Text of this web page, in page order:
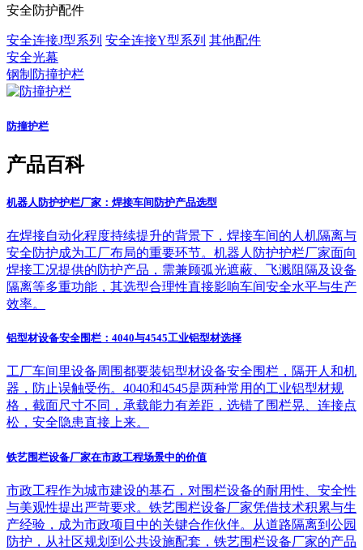
安全防护配件
安全连接J型系列 安全连接Y型系列 其他配件
安全光幕
钢制防撞护栏
防撞护栏
产品百科
机器人防护护栏厂家：焊接车间防护产品选型
在焊接自动化程度持续提升的背景下，焊接车间的人机隔离与
安全防护成为工厂布局的重要环节。机器人防护护栏厂家面向
焊接工况提供的防护产品，需兼顾弧光遮蔽、飞溅阻隔及设备
隔离等多重功能，其选型合理性直接影响车间安全水平与生产
效率。
铝型材设备安全围栏：4040与4545工业铝型材选择
工厂车间里设备周围都要装铝型材设备安全围栏，隔开人和机
器，防止误触受伤。4040和4545是两种常用的工业铝型材规
格，截面尺寸不同，承载能力有差距，选错了围栏晃、连接点
松，安全隐患直接上来。
铁艺围栏设备厂家在市政工程场景中的价值
市政工程作为城市建设的基石，对围栏设备的耐用性、安全性
与美观性提出严苛要求。铁艺围栏设备厂家凭借技术积累与生
产经验，成为市政项目中的关键合作伙伴。从道路隔离到公园
防护，从社区规划到公共设施配套，铁艺围栏设备厂家的产品